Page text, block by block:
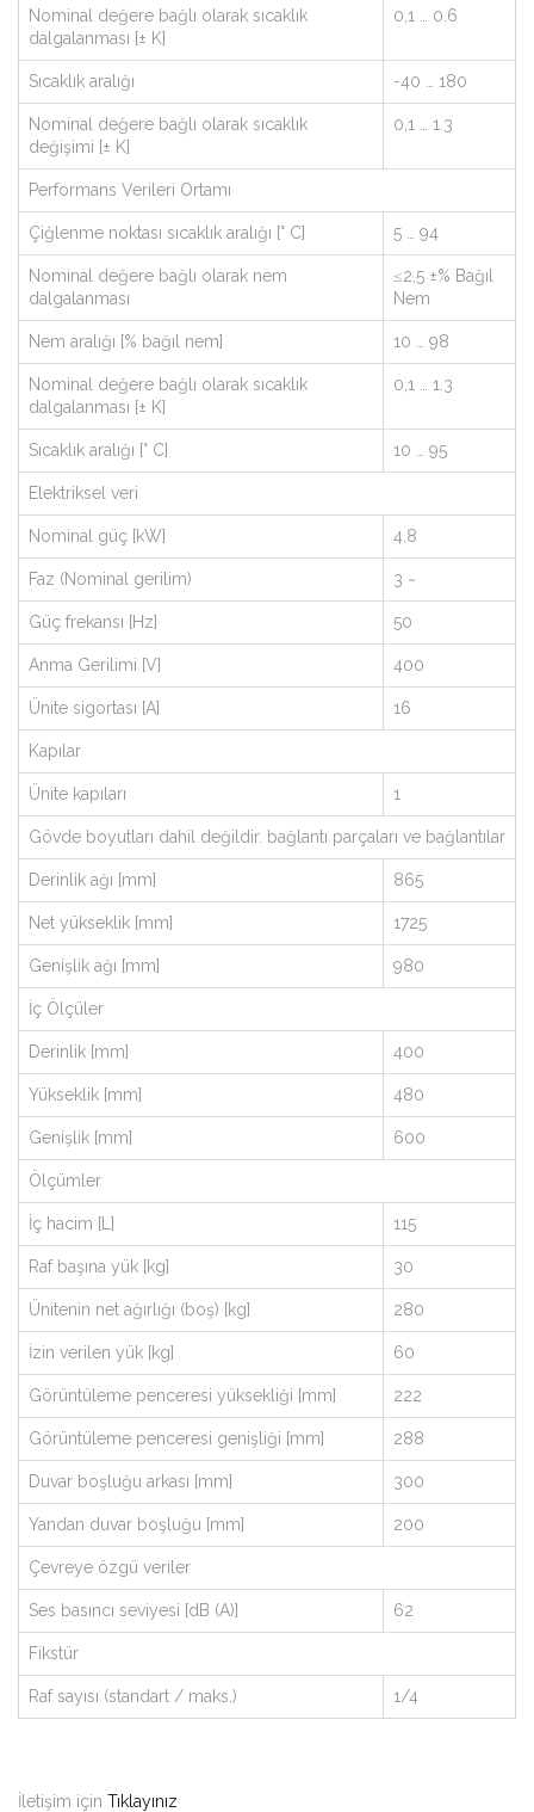
Nominal değere bağlı olarak sıcaklık
dalgalanması [± K]
0,1 … 0.6
Sıcaklık aralığı -40 … 180
Nominal değere bağlı olarak sıcaklık
değişimi [± K]
0,1 … 1.3
Performans Verileri Ortamı
Çiğlenme noktası sıcaklık aralığı [° C] 5 … 94
Nominal değere bağlı olarak nem
dalgalanması
≤2,5 ±% Bağıl
Nem
Nem aralığı [% bağıl nem] 10 … 98
Nominal değere bağlı olarak sıcaklık
dalgalanması [± K]
0,1 … 1.3
Sıcaklık aralığı [° C] 10 … 95
Elektriksel veri
Nominal güç [kW] 4.8
Faz (Nominal gerilim) 3 ~
Güç frekansı [Hz] 50
Anma Gerilimi [V] 400
Ünite sigortası [A] 16
Kapılar
Ünite kapıları 1
Gövde boyutları dahil değildir. bağlantı parçaları ve bağlantılar
Derinlik ağı [mm] 865
Net yükseklik [mm] 1725
Genişlik ağı [mm] 980
İç Ölçüler
Derinlik [mm] 400
Yükseklik [mm] 480
Genişlik [mm] 600
Ölçümler
İç hacim [L] 115
Raf başına yük [kg] 30
Ünitenin net ağırlığı (boş) [kg] 280
İzin verilen yük [kg] 60
Görüntüleme penceresi yüksekliği [mm] 222
Görüntüleme penceresi genişliği [mm] 288
Duvar boşluğu arkası [mm] 300
Yandan duvar boşluğu [mm] 200
Çevreye özgü veriler
Ses basıncı seviyesi [dB (A)] 62
Fikstür
Raf sayısı (standart / maks.) 1/4
İletişim için Tıklayınız